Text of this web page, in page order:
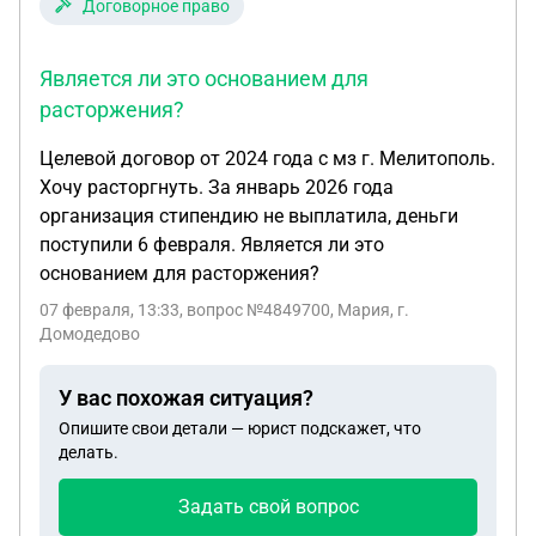
является самостоятельным основанием по п. 4 ч.
1 ст. 6 152-ФЗ, и отдельное согласие субъекта не
имя не является технически необходимым для
отправки файла, попадает ли его обработка под
то же основание? Если нет, достаточно ли для
легитимности его обработки: * а) Того, что поле
«Имя» является необязательным, * б) И того, что в
принимаемой клиентом публичной оферте прямо
указано, что предоставление и обработка имени
являются частью договора? 2. Соответствует ли
закону практика оформления согласия *одним*
чекбоксом, объединяющим принятие оферты и
согласие с Политикой конфиденциальности (как
это делают многие)? Или в моём случае
Договорное право
Является ли это основанием для
расторжения?
Целевой договор от 2024 года с мз г. Мелитополь.
Хочу расторгнуть. За январь 2026 года
организация стипендию не выплатила, деньги
поступили 6 февраля. Является ли это
основанием для расторжения?
07 февраля, 13:33, вопрос №4849700, Мария, г.
Домодедово
У вас похожая ситуация?
Опишите свои детали — юрист подскажет, что
делать.
Задать свой вопрос